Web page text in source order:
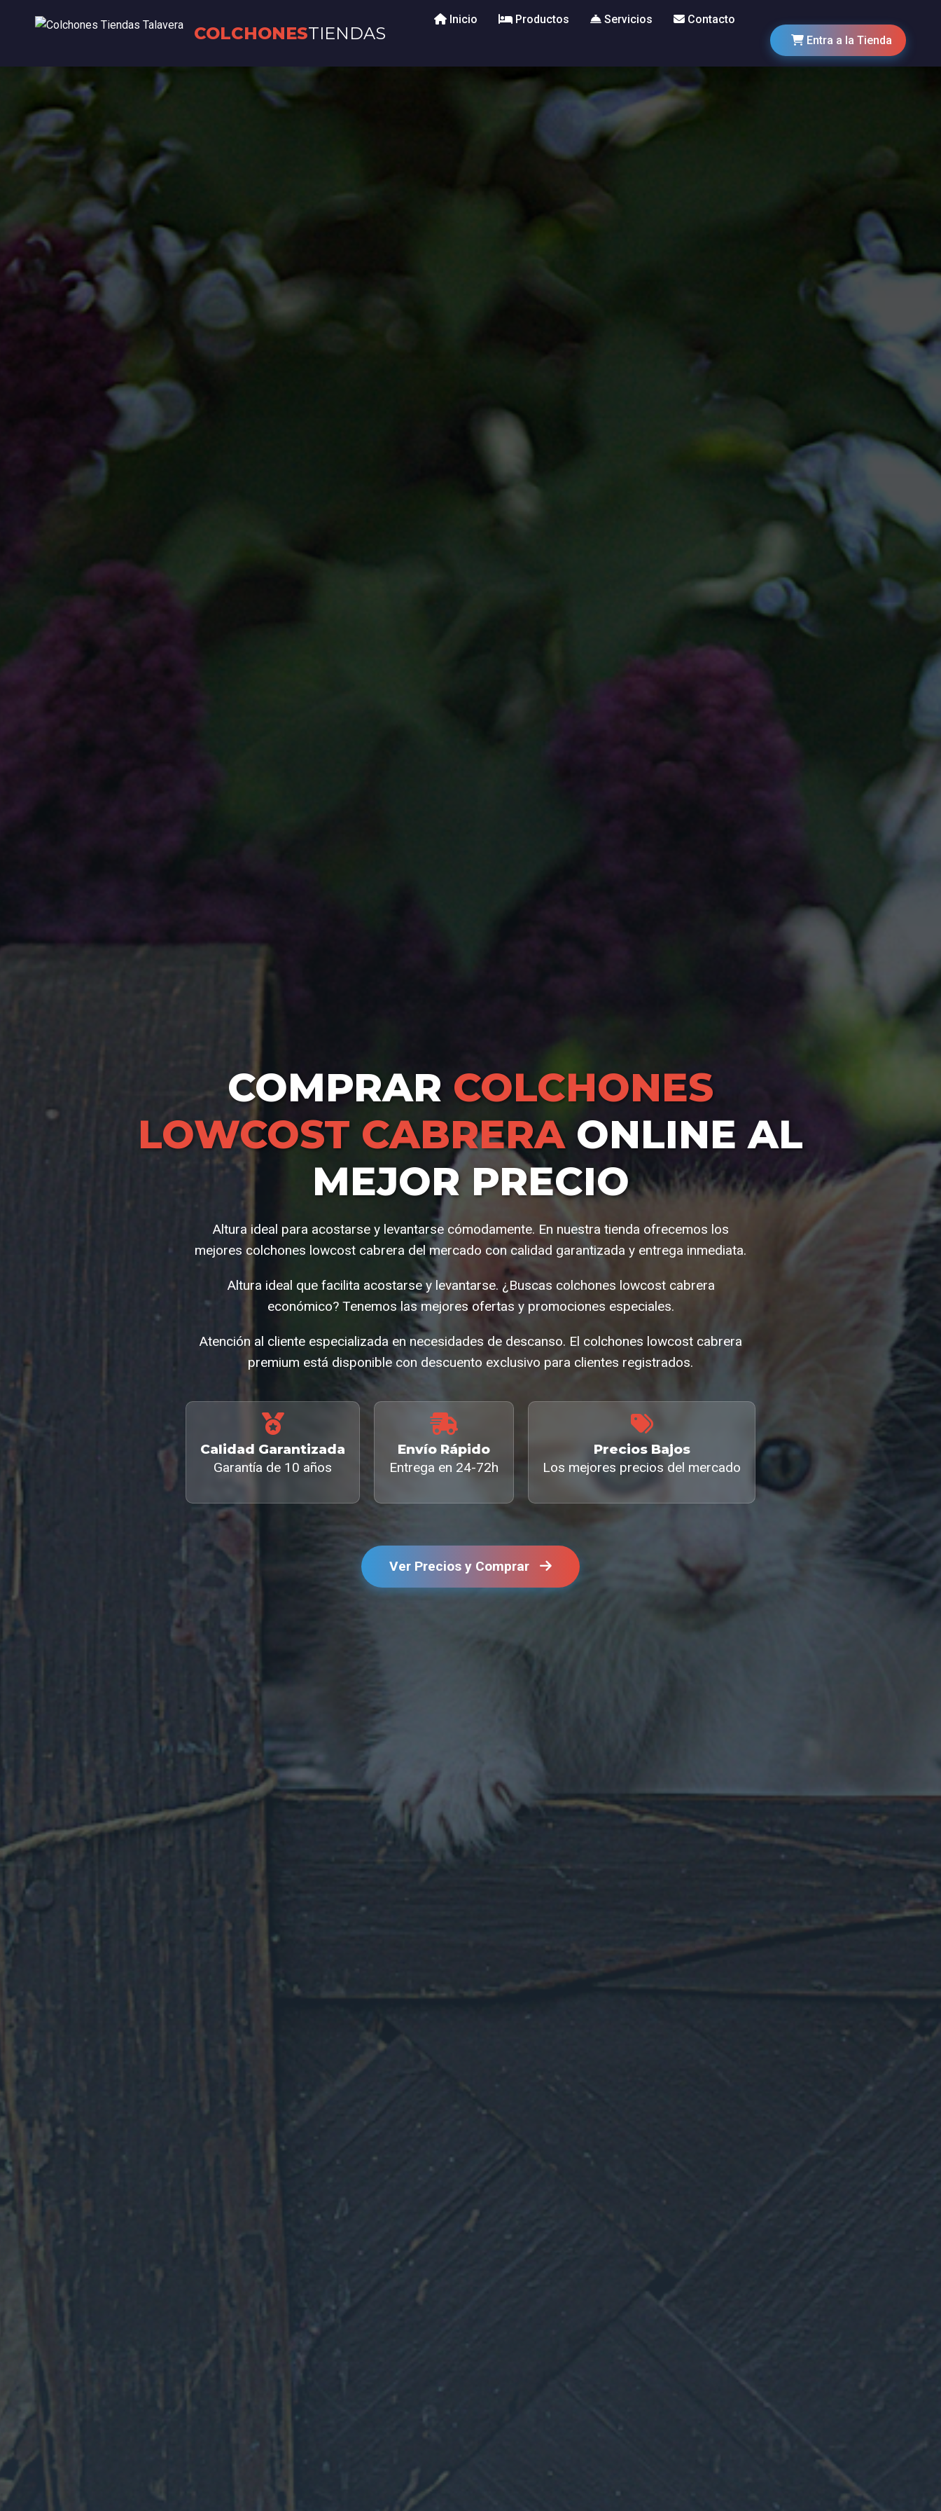
COLCHONESTIENDAS
Inicio Productos Servicios
Contacto
Entra a la Tienda
COMPRAR COLCHONES
LOWCOST CABRERAONLINE AL
MEJOR PRECIO
Altura ideal para acostarse y levantarse cómodamente. En nuestra tienda ofrecemos los
mejores colchones lowcost cabrera del mercado con calidad garantizada y entrega inmediata.
Altura ideal que facilita acostarse y levantarse. ¿Buscas colchones lowcost cabrera
económico? Tenemos las mejores ofertas y promociones especiales.
Atención al cliente especializada en necesidades de descanso. El colchones lowcost cabrera
premium está disponible con descuento exclusivo para clientes registrados.
Calidad Garantizada
Garantía de 10 años
Envío Rápido
Entrega en 24-72h
Precios Bajos
Los mejores precios del mercado
Ver Precios y Comprar